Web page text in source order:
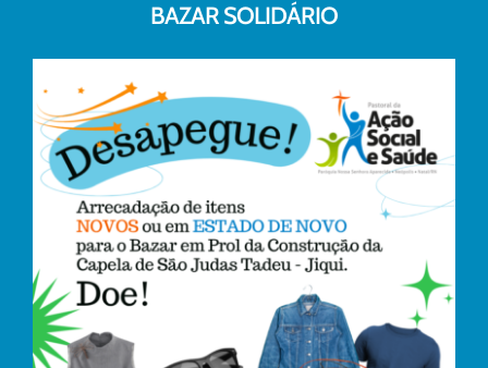
BAZAR SOLIDÁRIO